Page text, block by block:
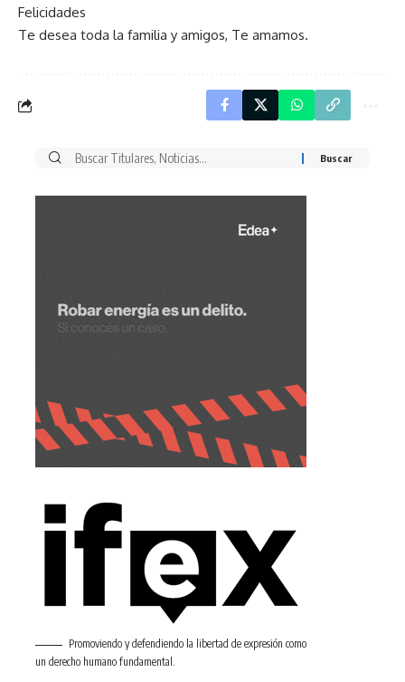
Felicidades
Te desea toda la familia y amigos, Te amamos.
Buscar
Promoviendo y defendiendo la libertad de expresión como
un derecho humano fundamental.